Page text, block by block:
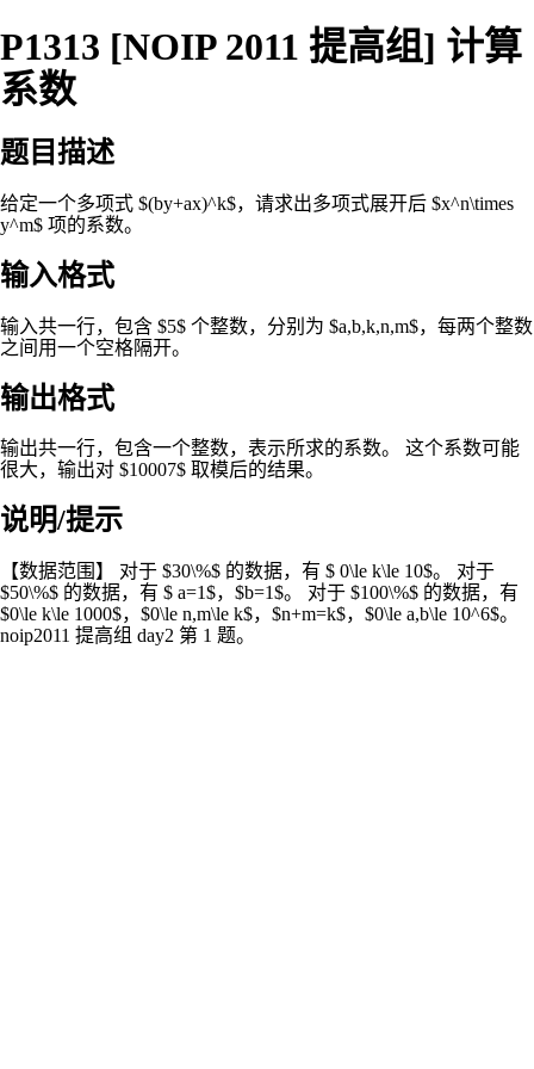
P1313 [NOIP 2011 提高组] 计算
系数
题目描述
给定一个多项式 $(by+ax)^k$，请求出多项式展开后 $x^n\times
y^m$ 项的系数。
输入格式
输入共一行，包含 $5$ 个整数，分别为 $a,b,k,n,m$，每两个整数
之间用一个空格隔开。
输出格式
输出共一行，包含一个整数，表示所求的系数。 这个系数可能
很大，输出对 $10007$ 取模后的结果。
说明/提示
【数据范围】 对于 $30\%$ 的数据，有 $ 0\le k\le 10$。 对于
$50\%$ 的数据，有 $ a=1$，$b=1$。 对于 $100\%$ 的数据，有
$0\le k\le 1000$，$0\le n,m\le k$，$n+m=k$，$0\le a,b\le 10^6$。
noip2011 提高组 day2 第 1 题。